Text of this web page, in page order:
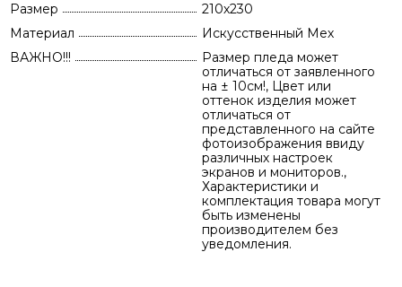
Размер
210х230
Материал
Искусственный Мех
ВАЖНО!!!
Размер пледа может
отличаться от заявленного
на ± 10см!, Цвет или
оттенок изделия может
отличаться от
представленного на сайте
фотоизображения ввиду
различных настроек
экранов и мониторов.,
Характеристики и
комплектация товара могут
быть изменены
производителем без
уведомления.